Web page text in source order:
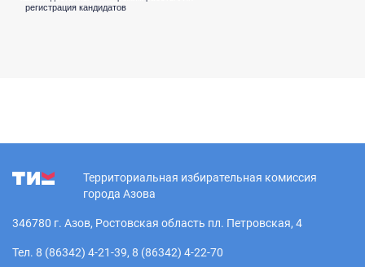
регистрация кандидатов
Территориальная избирательная комиссия
города Азова
346780 г. Азов, Ростовская область пл. Петровская, 4
Тел. 8 (86342) 4-21-39, 8 (86342) 4-22-70